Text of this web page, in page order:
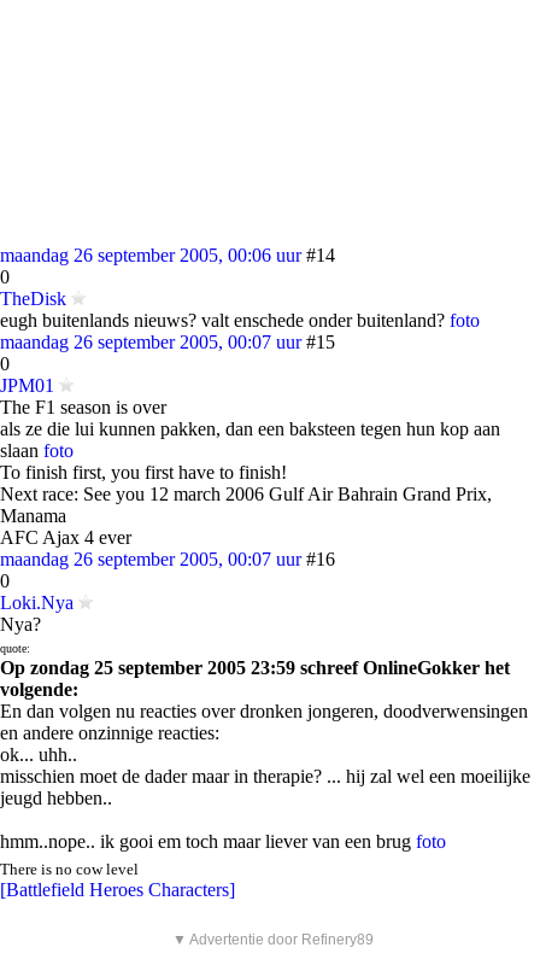
maandag 26 september 2005, 00:06 uur #14
0
TheDisk
eugh buitenlands nieuws? valt enschede onder buitenland? foto
maandag 26 september 2005, 00:07 uur #15
0
JPM01
The F1 season is over
als ze die lui kunnen pakken, dan een baksteen tegen hun kop aan
slaan foto
To finish first, you first have to finish!
Next race: See you 12 march 2006 Gulf Air Bahrain Grand Prix,
Manama
AFC Ajax 4 ever
maandag 26 september 2005, 00:07 uur #16
0
Loki.Nya
Nya?
quote:
Op zondag 25 september 2005 23:59 schreef OnlineGokker het
volgende:
En dan volgen nu reacties over dronken jongeren, doodverwensingen
en andere onzinnige reacties:
ok... uhh..
misschien moet de dader maar in therapie? ... hij zal wel een moeilijke
jeugd hebben..
hmm..nope.. ik gooi em toch maar liever van een brug foto
There is no cow level
[Battlefield Heroes Characters]
▼ Advertentie door Refinery89